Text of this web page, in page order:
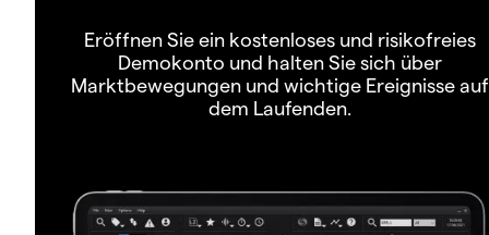
Eröffnen Sie ein kostenloses und risikofreies
Demokonto und halten Sie sich über
Marktbewegungen und wichtige Ereignisse auf
dem Laufenden.